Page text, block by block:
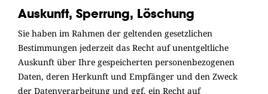
Auskunft, Sperrung, Löschung
Sie haben im Rahmen der geltenden gesetzlichen
Bestimmungen jederzeit das Recht auf unentgeltliche
Auskunft über Ihre gespeicherten personenbezogenen
Daten, deren Herkunft und Empfänger und den Zweck
der Datenverarbeitung und ggf. ein Recht auf